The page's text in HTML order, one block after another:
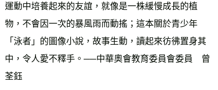
運動中培養起來的友誼，就像是一株緩慢成長的植
物，不會因一次的暴風雨而動搖；這本關於青少年
「泳者」的圖像小說，故事生動，讀起來彷彿置身其
中，令人愛不釋手。──中華奧會教育委員會委員　曾
荃鈺